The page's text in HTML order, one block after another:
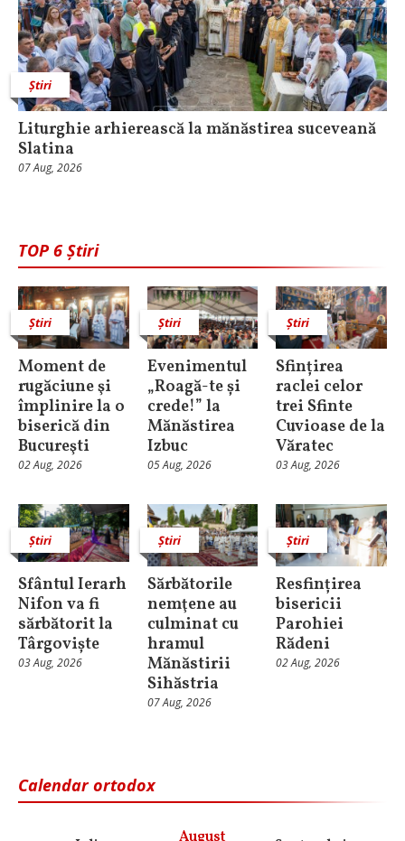
Știri
Liturghie arhierească la mănăstirea suceveană
Slatina
07 Aug, 2026
TOP 6 Știri
Știri
Moment de
rugăciune şi
împlinire la o
biserică din
Bucureşti
02 Aug, 2026
Știri
Evenimentul
„Roagă-te și
crede!” la
Mănăstirea
Izbuc
05 Aug, 2026
Știri
Sfințirea
raclei celor
trei Sfinte
Cuvioase de la
Văratec
03 Aug, 2026
Știri
Sfântul Ierarh
Nifon va fi
sărbătorit la
Târgoviște
03 Aug, 2026
Știri
Sărbătorile
nemţene au
culminat cu
hramul
Mănăstirii
Sihăstria
07 Aug, 2026
Știri
Resfințirea
bisericii
Parohiei
Rădeni
02 Aug, 2026
Calendar ortodox